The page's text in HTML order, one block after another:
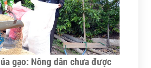
gạo: Nông dân chưa được